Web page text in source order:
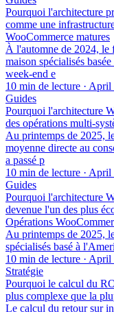
Pourquoi l'architecture
comme une
WooCommerce matures
À l'automne de 2024, le
maison spécialisés
week-end e
10 min de lecture · April
Guides
Pourquoi l'architecture
des opérations multi-
Au printemps de 2025,
moyenne directe au
a passé p
10 min de lecture · April
Guides
Pourquoi l'architecture
devenue l'un des plus
Opérations
Au printemps de 2025,
spécialisés basé à
10 min de lecture · April
Stratégie
Pourquoi le calcul du
plus complexe que la
Le calcul du retour sur